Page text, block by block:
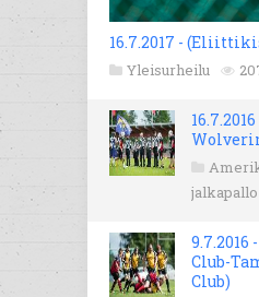
16.7.2017 -
Yleisurheilu
jalkapallo
9.7.2016
Club-
Club)